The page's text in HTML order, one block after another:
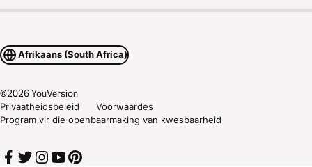
Afrikaans (South Africa)
©2026YouVersion
Privaatheidsbeleid
Voorwaardes
Program vir die openbaarmaking van kwesbaarheid